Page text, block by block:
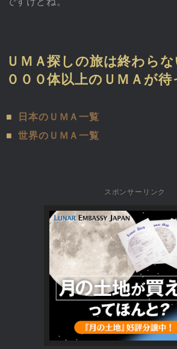
ＵＭＡ探しの旅は終わら
０００体以上のＵＭＡが
■
日本のＵＭＡ一覧
■
世界のＵＭＡ一覧
スポンサーリンク